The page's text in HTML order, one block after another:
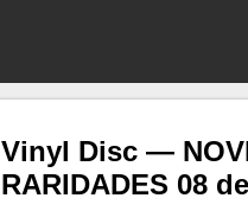
Vinyl Disc —
RARIDADES 08